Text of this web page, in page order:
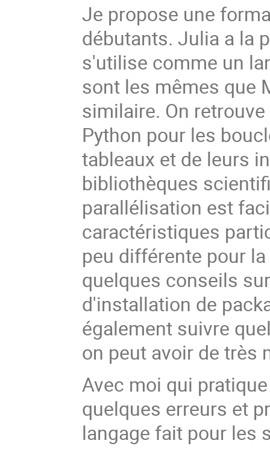
Je propose une
débutants. Julia a la
s'utilise comme un
sont les mêmes que
similaire. On
Python pour les
tableaux et de leurs
bibliothèques
parallélisation est
caractéristiques
peu différente pour
quelques conseils
d'installation de
également suivre
on peut avoir de très
Avec moi qui
quelques erreurs et
langage fait pour les